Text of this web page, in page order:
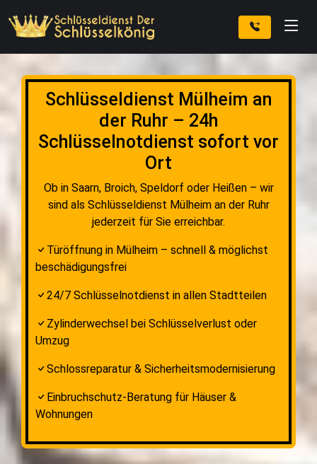
Schlüsseldienst Mülheim an
der Ruhr – 24h
Schlüsselnotdienst sofort vor
Ort
Ob in Saarn, Broich, Speldorf oder Heißen – wir
sind als Schlüsseldienst Mülheim an der Ruhr
jederzeit für Sie erreichbar.
Türöffnung in Mülheim – schnell & möglichst
beschädigungsfrei
24/7 Schlüsselnotdienst in allen Stadtteilen
Zylinderwechsel bei Schlüsselverlust oder
Umzug
Schlossreparatur & Sicherheitsmodernisierung
Einbruchschutz-Beratung für Häuser &
Wohnungen